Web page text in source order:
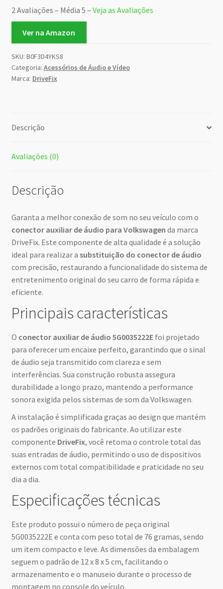
2 Avaliações – Média 5 – Veja as Avaliações
Ver na Amazon
SKU: B0F3D4YKS8
Categoria: Acessórios de Áudio e Vídeo
Marca: DriveFix
Descrição
Avaliações (0)
Descrição
Garanta a melhor conexão de som no seu veículo com o
conector auxiliar de áudio para Volkswagen da marca
DriveFix. Este componente de alta qualidade é a solução
ideal para realizar a substituição do conector de áudio
com precisão, restaurando a funcionalidade do sistema de
entretenimento original do seu carro de forma rápida e
eficiente.
Principais características
O conector auxiliar de áudio 5G0035222Efoi projetado
para oferecer um encaixe perfeito, garantindo que o sinal
de áudio seja transmitido com clareza e sem
interferências. Sua construção robusta assegura
durabilidade a longo prazo, mantendo a performance
sonora exigida pelos sistemas de som da Volkswagen.
A instalação é simplificada graças ao design que mantém
os padrões originais do fabricante. Ao utilizar este
componente DriveFix, você retoma o controle total das
suas entradas de áudio, permitindo o uso de dispositivos
externos com total compatibilidade e praticidade no seu
dia a dia.
Especificações técnicas
Este produto possui o número de peça original
5G0035222E e conta com peso total de 76 gramas, sendo
um item compacto e leve. As dimensões da embalagem
seguem o padrão de 12 x 8 x 5 cm, facilitando o
armazenamento e o manuseio durante o processo de
montagem no console do veículo.